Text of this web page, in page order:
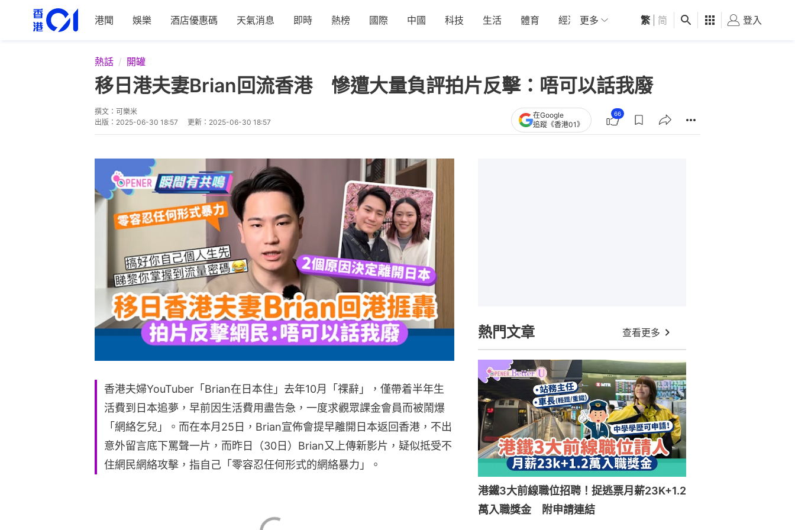
港聞 娛樂 酒店優惠碼 天氣消息 即時 熱榜 國際 中國 科技 生活 體育 經濟 01深圳 觀點 健康 好食玩飛
更多 繁 简 登入
熱話 開罐
移日港夫妻Brian回流香港 慘遭大量負評拍片反擊：唔可以話我廢
撰文： 可樂米
出版： 2025-06-30 18:57 更新： 2025-06-30 18:57
在Google
追蹤《香港01》
66
香港夫婦YouTuber「Brian在日本住」去年10月「祼辭」，僅帶着半年生
活費到日本追夢，早前因生活費用盡告急，一度求觀眾課金會員而被鬧爆
「網絡乞兒」。而在本月25日，Brian宣佈會提早離開日本返回香港，不出
意外留言底下罵聲一片，而昨日（30日）Brian又上傳新影片，疑似抵受不
住網民網絡攻擊，指自己「零容忍任何形式的網絡暴力」。
熱門文章 查看更多
港鐵3大前線職位招聘！捉逃票月薪23K+1.2
萬入職獎金 附申請連結